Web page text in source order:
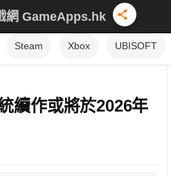
網 GameApps.hk
Steam Xbox UBISOFT
續作或將於2026年